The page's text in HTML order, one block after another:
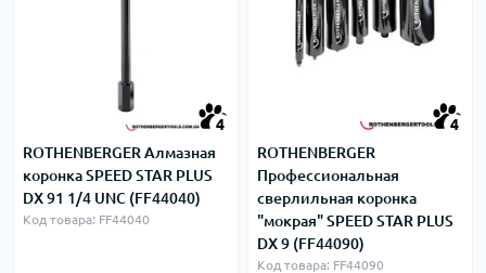
4
ROTHENBERGER Алмазная
коронка SPEED STAR PLUS
DX 91 1/4 UNC (FF44040)
Код товара: FF44040
4
ROTHENBERGER
Профессиональная
сверлильная коронка
"мокрая" SPEED STAR PLUS
DX 9 (FF44090)
Код товара: FF44090